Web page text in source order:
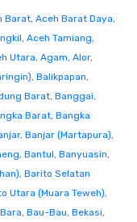
Barat, Aceh Barat Daya,
, Aceh Tamiang,
Utara, Agam, Alor,
, Balikpapan,
Barat, Banggai,
Barat, Bangka
, Banjar (Martapura),
, Bantul, Banyuasin,
, Barito Selatan
Utara (Muara Teweh),
, Bau-Bau, Bekasi,